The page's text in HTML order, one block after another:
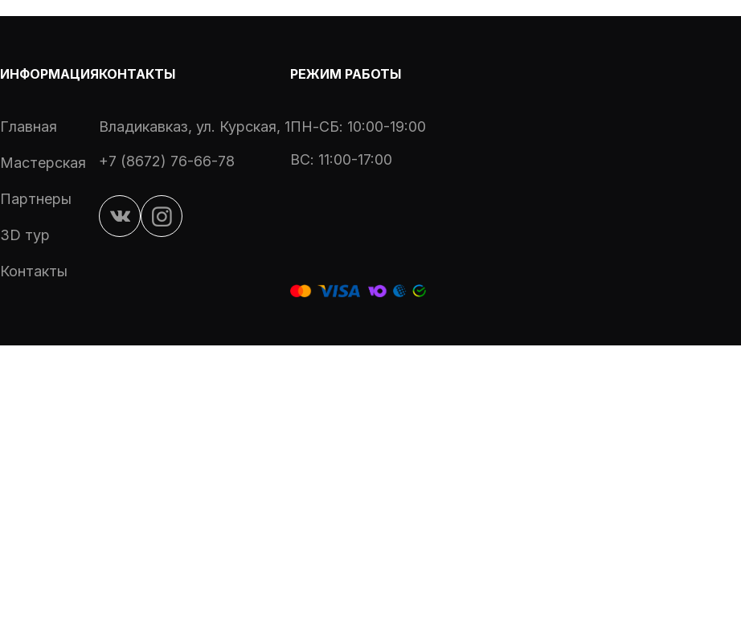
ИНФОРМАЦИЯ
Главная
Мастерская
Партнеры
3D тур
Контакты
КОНТАКТЫ
Владикавказ, ул. Курская, 1
+7 (8672) 76-66-78
РЕЖИМ РАБОТЫ
ПН-СБ: 10:00-19:00
ВС: 11:00-17:00